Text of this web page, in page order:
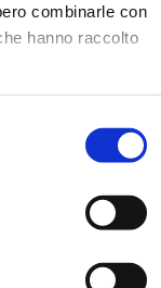
combinarle con
hanno raccolto